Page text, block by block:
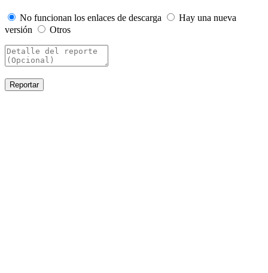
No funcionan los enlaces de descarga
Hay una nueva
versión
Otros